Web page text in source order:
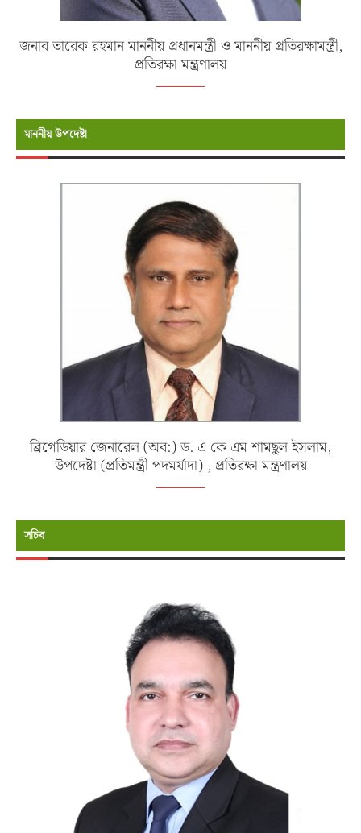
জনাব তারেক রহমান মাননীয় প্রধানমন্ত্রী ও মাননীয় প্রতিরক্ষামন্ত্রী,
প্রতিরক্ষা মন্ত্রণালয়
মাননীয় উপদেষ্টা
ব্রিগেডিয়ার জেনারেল (অব:) ড. এ কে এম শামছুল ইসলাম,
উপদেষ্টা (প্রতিমন্ত্রী পদমর্যাদা) , প্রতিরক্ষা মন্ত্রণালয়
সচিব